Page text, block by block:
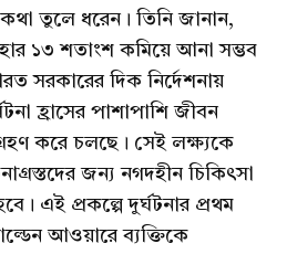
কথা তুলে ধরেন। তিনি জানান,
১৩ শতাংশ কমিয়ে আনা সম্ভব
সরকারের দিক নির্দেশনায়
হ্রাসের পাশাপাশি জীবন
করে চলছে। সেই লক্ষ্যকে
জন্য নগদহীন চিকিৎসা
এই প্রকল্পে দুর্ঘটনার প্রথম
আওয়ারে ব্যক্তিকে